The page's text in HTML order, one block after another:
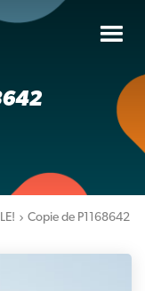
Copie de P1168642